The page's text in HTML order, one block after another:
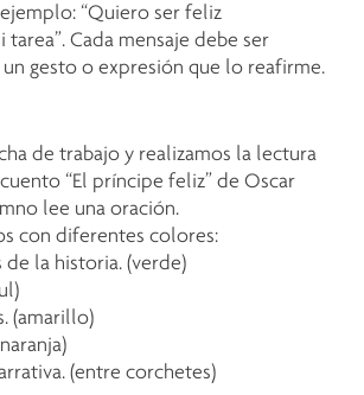
“Quiero ser feliz
Cada mensaje debe ser
gesto o expresión que lo reafirme.
de trabajo y realizamos la lectura
“El príncipe feliz” de Oscar
lee una oración.
con diferentes colores:
de la historia. (verde)
(amarillo)
(entre corchetes)